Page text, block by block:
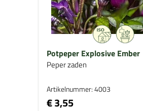
Potpeper Explosive Ember
Peper zaden
Artikelnummer: 4003
€ 3,55